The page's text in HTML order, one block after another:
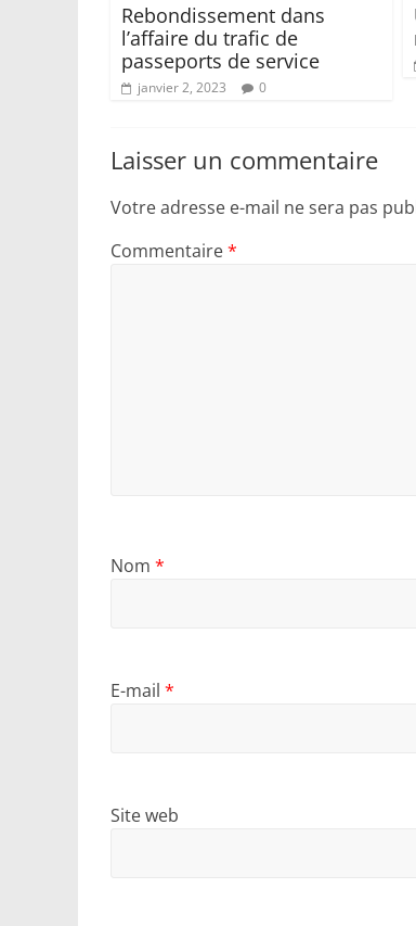
Rebondissement dans
l’affaire du trafic de
passeports de service
janvier 2, 2023 0
Laisser un commentaire
Votre adresse e-mail ne sera pas
Commentaire*
Nom *
E-mail *
Site web